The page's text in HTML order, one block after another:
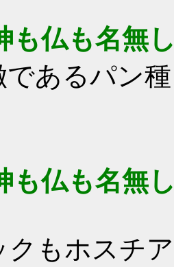
も仏も名無
であるパン
も仏も名無
クもホスチ